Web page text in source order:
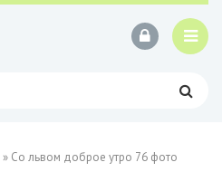
» Со львом доброе утро 76 фото